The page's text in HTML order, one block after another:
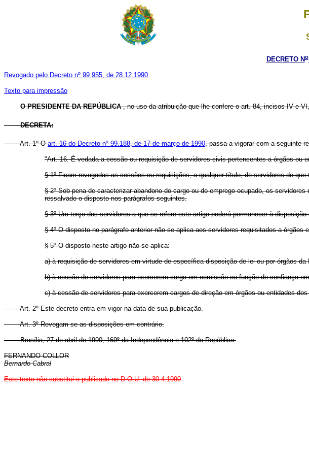
DECRETO No
Revogado pelo Decreto nº 99.955, de 28.12.1990
Texto para impressão
O PRESIDENTE DA REPÚBLICA, no uso da atribuição que lhe confere o art. 84, incisos IV e
DECRETA:
Art. 1º Oart. 16 do Decreto nº 99.188, de 17 de março de 1990, passa a vigorar com a seguinte
"Art. 16. É vedada a cessão ou requisição de servidores civis pertencentes a órgãos ou
§ 1º Ficam revogadas as cessões ou requisições, a qualquer título, de servidores de que
§ 2º Sob pena de caracterizar abandono do cargo ou do emprego ocupado, os
ressalvado o disposto nos parágrafos seguintes.
§ 3º Um terço dos servidores a que se refere este artigo poderá permanecer à
§ 4º O disposto no parágrafo anterior não se aplica aos servidores requisitados a
§ 5º O disposto neste artigo não se aplica:
a) à requisição de servidores em virtude de específica disposição de lei ou por órgãos da
b) à cessão de servidores para exercerem cargo em comissão ou função de confiança
c) à cessão de servidores para exercerem cargos de direção em órgãos ou entidades
Art. 2º Este decreto entra em vigor na data de sua publicação.
Art. 3º Revogam-se as disposições em contrário.
Brasília, 27 de abril de 1990; 169º da Independência e 102º da República.
FERNANDO COLLOR
Bernardo Cabral
Este texto não substitui o publicado no D.O.U. de 30.4.1990